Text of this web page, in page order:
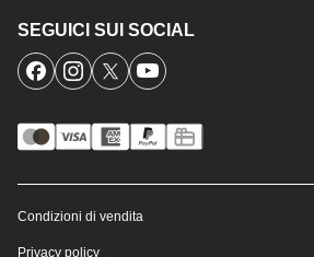
SEGUICI SUI SOCIAL
Condizioni di vendita
Privacy policy